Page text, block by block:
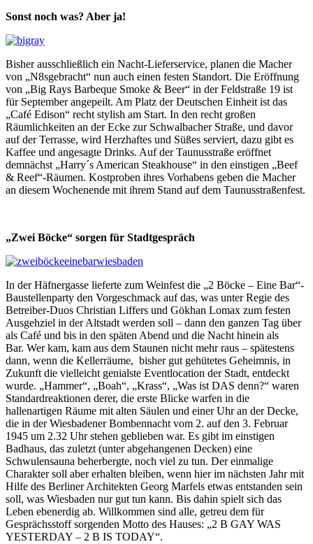
Sonst noch was? Aber ja!
Bisher ausschließlich ein Nacht-Lieferservice, planen die Macher
von „N8sgebracht“ nun auch einen festen Standort. Die Eröffnung
von „Big Rays Barbeque Smoke & Beer“ in der Feldstraße 19 ist
für September angepeilt. Am Platz der Deutschen Einheit ist das
„Café Edison“ recht stylish am Start. In den recht großen
Räumlichkeiten an der Ecke zur Schwalbacher Straße, und davor
auf der Terrasse, wird Herzhaftes und Süßes serviert, dazu gibt es
Kaffee und angesagte Drinks. Auf der Taunusstraße eröffnet
demnächst „Harry´s American Steakhouse“ in den einstigen „Beef
& Reef“-Räumen. Kostproben ihres Vorhabens geben die Macher
an diesem Wochenende mit ihrem Stand auf dem Taunusstraßenfest.
„Zwei Böcke“ sorgen für Stadtgespräch
In der Häfnergasse lieferte zum Weinfest die „2 Böcke – Eine Bar“-
Baustellenparty den Vorgeschmack auf das, was unter Regie des
Betreiber-Duos Christian Liffers und Gökhan Lomax zum festen
Ausgehziel in der Altstadt werden soll – dann den ganzen Tag über
als Café und bis in den späten Abend und die Nacht hinein als
Bar. Wer kam, kam aus dem Staunen nicht mehr raus – spätestens
dann, wenn die Kellerräume, bisher gut gehütetes Geheimnis, in
Zukunft die vielleicht genialste Eventlocation der Stadt, entdeckt
wurde. „Hammer“, „Boah“, „Krass“, „Was ist DAS denn?“ waren
Standardreaktionen derer, die erste Blicke warfen in die
hallenartigen Räume mit alten Säulen und einer Uhr an der Decke,
die in der Wiesbadener Bombennacht vom 2. auf den 3. Februar
1945 um 2.32 Uhr stehen geblieben war. Es gibt im einstigen
Badhaus, das zuletzt (unter abgehangenen Decken) eine
Schwulensauna beherbergte, noch viel zu tun. Der einmalige
Charakter soll aber erhalten bleiben, wenn hier im nächsten Jahr mit
Hilfe des Berliner Architekten Georg Marfels etwas entstanden sein
soll, was Wiesbaden nur gut tun kann. Bis dahin spielt sich das
Leben ebenerdig ab. Willkommen sind alle, getreu dem für
Gesprächsstoff sorgenden Motto des Hauses: „2 B GAY WAS
YESTERDAY – 2 B IS TODAY“.